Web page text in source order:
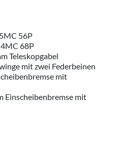
56P
68P
Teleskopgabel
mit zwei Federbeinen
mit
Einscheibenbremse mit